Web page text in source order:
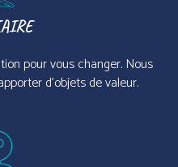
pour vous changer. Nous
d’objets de valeur.